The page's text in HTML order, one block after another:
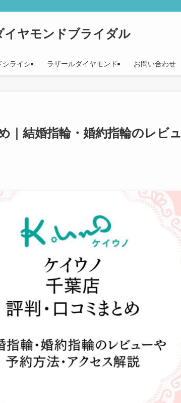
イヤモンドブライダル
シライシ ラザールダイヤモンド お問い合わせ
｜結婚指輪・婚約指輪のレビュ